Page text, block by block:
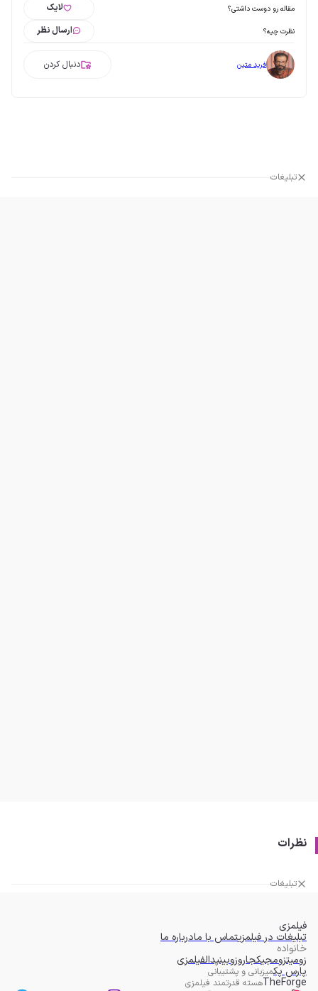
مقاله رو دوست داشتی؟ لایک
نظرت چیه؟ ارسال نظر
فرید متین دنبال کردن
تبلیغات
نظرات
تبلیغات
فیلمزی
تبلیغات در فیلمزیتماس با مادرباره ما
خانواده
زومیتزومجیکجاروزوبینپدالفیلمزی
پارس پکمیزبانی و پشتیبانی
TheForgeهسته قدرتمند فیلمزی